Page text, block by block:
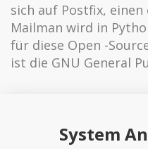
sich auf Postfix, einen
Mailman wird in
für diese Open -
ist die GNU General
System